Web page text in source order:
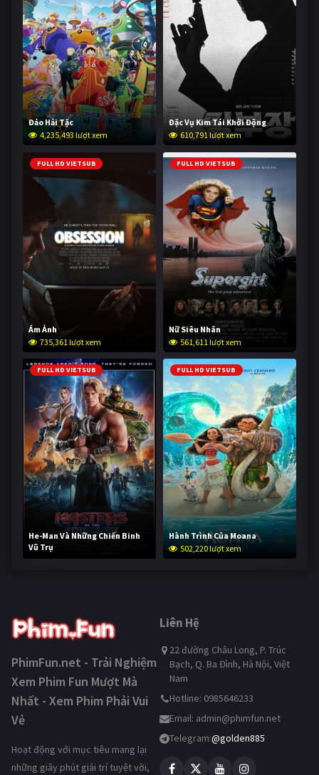
Đảo Hải Tặc
4,235,493 lượt xem
Đặc Vụ Kim Tái Khởi Động
610,791 lượt xem
FULL HD VIETSUB
Ám Ảnh
735,361 lượt xem
FULL HD VIETSUB
Nữ Siêu Nhân
561,611 lượt xem
FULL HD VIETSUB
He-Man Và Những Chiến Binh
Vũ Trụ
252,039 lượt xem
FULL HD VIETSUB
Hành Trình Của Moana
502,220 lượt xem
PhimFun.net - Trải Nghiệm
Xem Phim Fun Mượt Mà
Nhất - Xem Phim Phải Vui
Vẻ
Hoạt động với mục tiêu mang lại
những giây phút giải trí tuyệt vời,
Liên Hệ
22 đường Châu Long, P. Trúc
Bạch, Q. Ba Đình, Hà Nội, Việt
Nam
Hotline: 0985646233
Email: admin@phimfun.net
Telegram:@golden885